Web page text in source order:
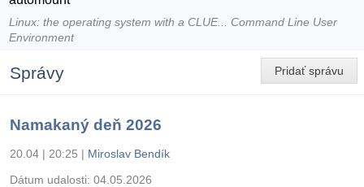
Linux: the operating system with a CLUE... Command Line User
Environment
Pridať správu
Správy
Namakaný deň 2026
20.04 | 20:25 | Miroslav Bendík
Dátum udalosti: 04.05.2026